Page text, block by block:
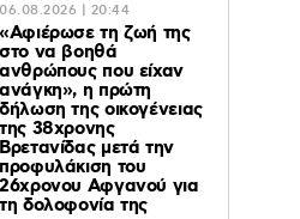
06.08.2026 | 20:44
«Αφιέρωσε τη ζωή της
στο να βοηθά
ανθρώπους που είχαν
ανάγκη», η πρώτη
δήλωση της οικογένειας
της 38χρονης
Βρετανίδας μετά την
προφυλάκιση του
26χρονου Αφγανού για
τη δολοφονία της